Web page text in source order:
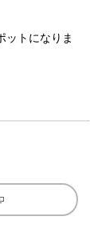
ットになりま